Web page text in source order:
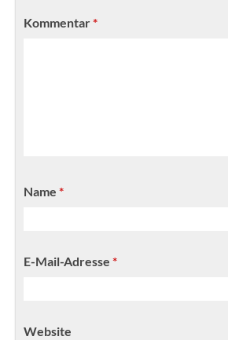
Kommentar*
Name *
E-Mail-Adresse *
Website